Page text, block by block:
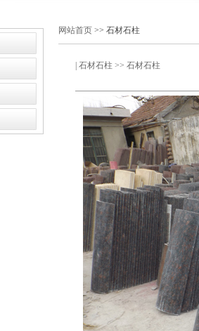
网站首页 >> 石材石柱
石材石柱 >> 石材石柱